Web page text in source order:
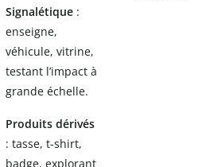
Signalétique :
enseigne,
véhicule, vitrine,
testant l’impact à
grande échelle.
Produits dérivés
: tasse, t-shirt,
badge, explorant